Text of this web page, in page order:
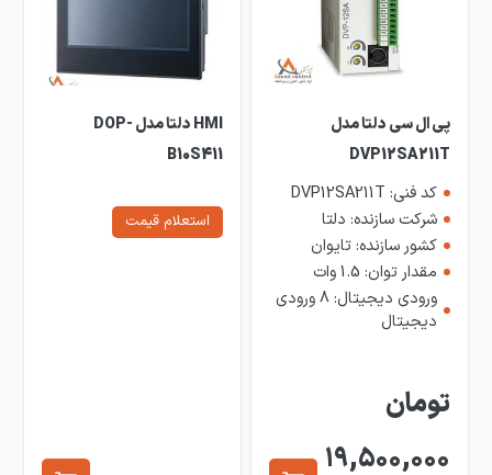
پی ال سی دلتا مدل
DVP12SA211T
کد فنی: DVP12SA211T
شرکت سازنده: دلتا
کشور سازنده: تایوان
مقدار توان: 1.5 وات
ورودی دیجیتال: 8 ورودی
دیجیتال
تومان
19,500,000
HMI دلتا مدل DOP-
B10S411
استعلام قیمت